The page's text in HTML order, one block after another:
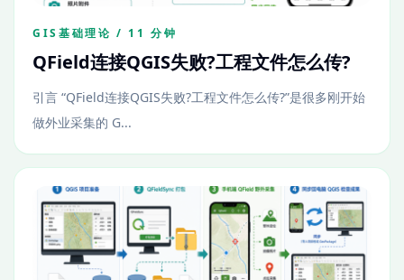
GIS基础理论 / 11 分钟
QField连接QGIS失败?工程文件怎么传?
引言 “QField连接QGIS失败?工程文件怎么传?”是很多刚开始
做外业采集的 G...